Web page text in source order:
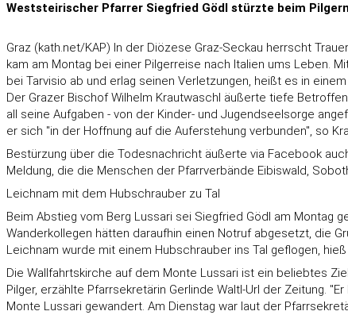
Weststeirischer Pfarrer Siegfried Gödl stürzte beim
Graz (kath.net/KAP) In der Diözese Graz-Seckau herrscht
kam am Montag bei einer Pilgerreise nach Italien ums Leben.
bei Tarvisio ab und erlag seinen Verletzungen, heißt es in
Der Grazer Bischof Wilhelm Krautwaschl äußerte tiefe
all seine Aufgaben - von der Kinder- und Jugendseelsorge
er sich "in der Hoffnung auf die Auferstehung verbunden", so
Bestürzung über die Todesnachricht äußerte via Facebook
Meldung, die die Menschen der Pfarrverbände Eibiswald,
Leichnam mit dem Hubschrauber zu Tal
Beim Abstieg vom Berg Lussari sei Siegfried Gödl am Montag
Wanderkollegen hätten daraufhin einen Notruf abgesetzt, die
Leichnam wurde mit einem Hubschrauber ins Tal geflogen,
Die Wallfahrtskirche auf dem Monte Lussari ist ein beliebtes
Pilger, erzählte Pfarrsekretärin Gerlinde Waltl-Url der Zeitung.
Monte Lussari gewandert. Am Dienstag war laut der